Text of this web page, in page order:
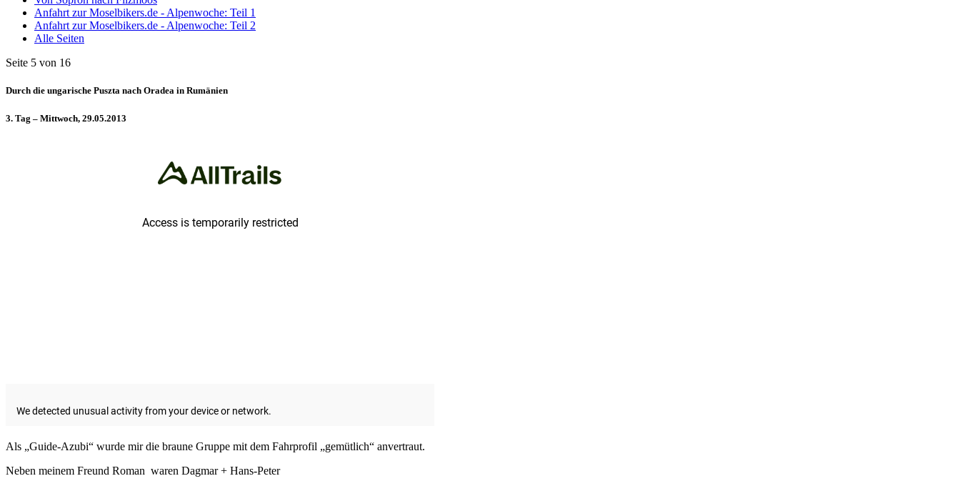
Anfahrt zur Moselbikers.de - Alpenwoche: Teil 1
Anfahrt zur Moselbikers.de - Alpenwoche: Teil 2
Alle Seiten
Seite 5 von 16
Durch die ungarische Puszta nach Oradea in Rumänien
3. Tag – Mittwoch, 29.05.2013
Als „Guide-Azubi“ wurde mir die braune Gruppe mit dem Fahrprofil „gemütlich“ anvertraut.
Neben meinem Freund Roman waren Dagmar + Hans-Peter